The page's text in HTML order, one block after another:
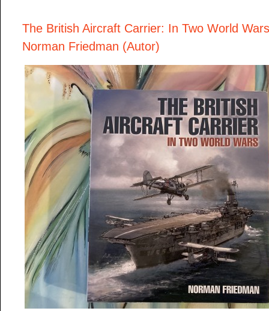
The British Aircraft Carrier: In Two World
Norman Friedman (Autor)